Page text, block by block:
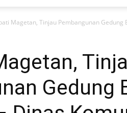
Magetan, Tinjau Pembangunan
Gedung